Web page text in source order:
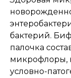
бактерий.
палочка
микрофлоры,
условно-